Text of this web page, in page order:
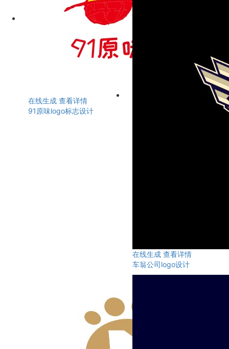
在线生成 查看详情
91原味logo标志设计
在线生成 查看详情
车翁公司logo设计